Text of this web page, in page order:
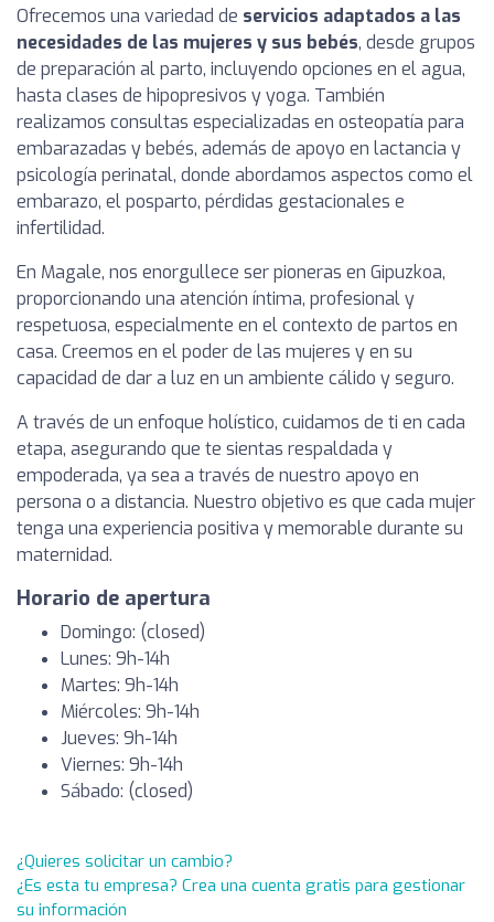
Ofrecemos una variedad de servicios adaptados a las
necesidades de las mujeres y sus bebés, desde grupos
de preparación al parto, incluyendo opciones en el agua,
hasta clases de hipopresivos y yoga. También
realizamos consultas especializadas en osteopatía para
embarazadas y bebés, además de apoyo en lactancia y
psicología perinatal, donde abordamos aspectos como el
embarazo, el posparto, pérdidas gestacionales e
infertilidad.
En Magale, nos enorgullece ser pioneras en Gipuzkoa,
proporcionando una atención íntima, profesional y
respetuosa, especialmente en el contexto de partos en
casa. Creemos en el poder de las mujeres y en su
capacidad de dar a luz en un ambiente cálido y seguro.
A través de un enfoque holístico, cuidamos de ti en cada
etapa, asegurando que te sientas respaldada y
empoderada, ya sea a través de nuestro apoyo en
persona o a distancia. Nuestro objetivo es que cada mujer
tenga una experiencia positiva y memorable durante su
maternidad.
Horario de apertura
Domingo: (closed)
Lunes: 9h-14h
Martes: 9h-14h
Miércoles: 9h-14h
Jueves: 9h-14h
Viernes: 9h-14h
Sábado: (closed)
¿Quieres solicitar un cambio?
¿Es esta tu empresa? Crea una cuenta gratis para gestionar
su información